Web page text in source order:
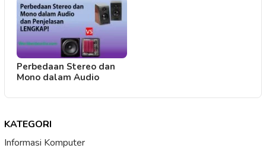
Perbedaan Stereo dan
Mono dalam Audio
KATEGORI
Informasi Komputer